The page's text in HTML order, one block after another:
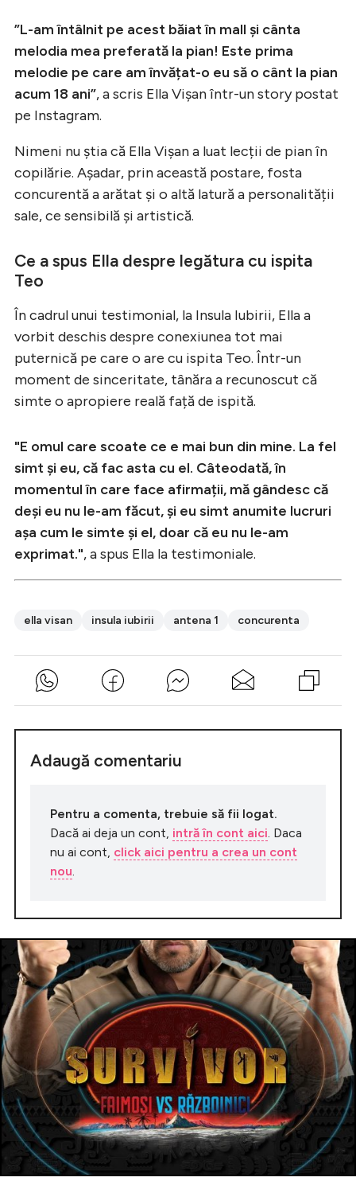
”L-am întâlnit pe acest băiat în mall și cânta
melodia mea preferată la pian! Este prima
melodie pe care am învățat-o eu să o cânt la pian
acum 18 ani”, a scris Ella Vișan într-un story postat
pe Instagram.
Nimeni nu știa că Ella Vișan a luat lecții de pian în
copilărie. Așadar, prin această postare, fosta
concurentă a arătat și o altă latură a personalității
sale, ce sensibilă și artistică.
Ce a spus Ella despre legătura cu ispita
Teo
În cadrul unui testimonial, la Insula Iubirii, Ella a
vorbit deschis despre conexiunea tot mai
puternică pe care o are cu ispita Teo. Într-un
moment de sinceritate, tânăra a recunoscut că
simte o apropiere reală față de ispită.
"E omul care scoate ce e mai bun din mine. La fel
simt și eu, că fac asta cu el. Câteodată, în
momentul în care face afirmații, mă gândesc că
deși eu nu le-am făcut, și eu simt anumite lucruri
așa cum le simte și el, doar că eu nu le-am
exprimat.", a spus Ella la testimoniale.
ella visan insula iubirii antena 1 concurenta
Adaugă comentariu
Pentru a comenta, trebuie să fii logat.
Dacă ai deja un cont, intră în cont aici. Daca
nu ai cont, click aici pentru a crea un cont
nou.